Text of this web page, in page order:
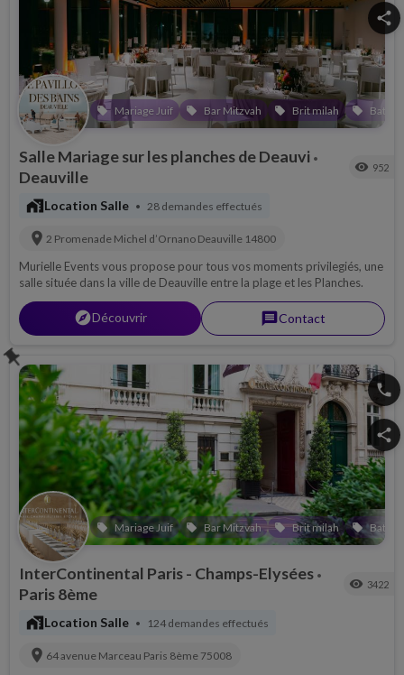
local_offer Mariage Juif local_offer Bar Mitzvah local_offer Brit milah local_offer Bat
share
Salle Mariage sur les planches de Deauvi •
Deauville visibility 952
maps_home_work Location Salle • 28 demandes effectués
location_on 2 Promenade Michel d’Ornano Deauville 14800
Murielle Events vous propose pour tous vos moments privilegiés, une
salle située dans la ville de Deauville entre la plage et les Planches.
explorerDécouvrir messageContact
local_offer Mariage Juif local_offer Bar Mitzvah local_offer Brit milah local_offer Bat
phone
share
InterContinental Paris - Champs-Elysées •
Paris 8ème visibility 3422
maps_home_work Location Salle • 124 demandes effectués
location_on 64 avenue Marceau Paris 8ème 75008